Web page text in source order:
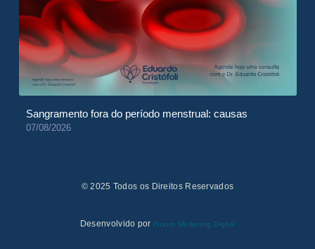
Sangramento fora do período menstrual: causas
07/08/2026
© 2025 Todos os Direitos Reservados
Desenvolvido por Futuro Marketing Digital